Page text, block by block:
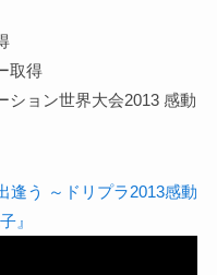
取得
ション世界大会2013 感動
逢う ～ドリプラ2013感動
』